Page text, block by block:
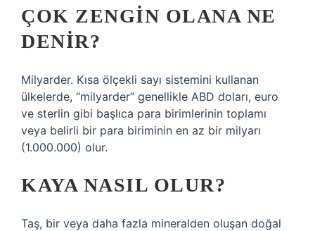
ÇOK ZENGIN OLANA NE
DENIR?
Milyarder. Kısa ölçekli sayı sistemini kullanan
ülkelerde, “milyarder” genellikle ABD doları, euro
ve sterlin gibi başlıca para birimlerinin toplamı
veya belirli bir para biriminin en az bir milyarı
(1.000.000) olur.
KAYA NASIL OLUR?
Taş, bir veya daha fazla mineralden oluşan doğal